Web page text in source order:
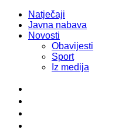
Natječaji
Javna nabava
Novosti
Obavijesti
Sport
Iz medija